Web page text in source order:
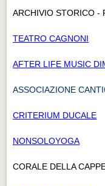
ARCHIVIO STORICO -
TEATRO CAGNONI
AFTER LIFE MUSIC
ASSOCIAZIONE
CRITERIUM DUCALE
NONSOLOYOGA
CORALE DELLA